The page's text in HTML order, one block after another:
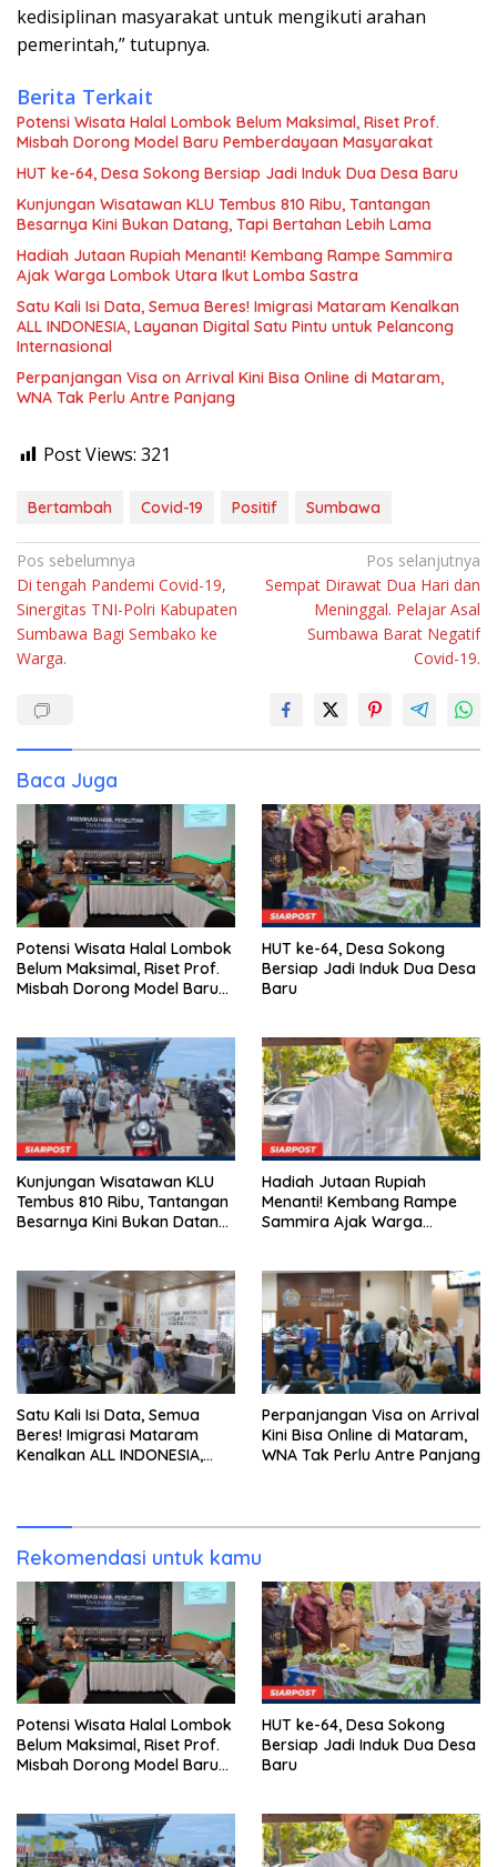
kedisiplinan masyarakat untuk mengikuti arahan
pemerintah,” tutupnya.
Berita Terkait
Potensi Wisata Halal Lombok Belum Maksimal, Riset Prof.
Misbah Dorong Model Baru Pemberdayaan Masyarakat
HUT ke-64, Desa Sokong Bersiap Jadi Induk Dua Desa Baru
Kunjungan Wisatawan KLU Tembus 810 Ribu, Tantangan
Besarnya Kini Bukan Datang, Tapi Bertahan Lebih Lama
Hadiah Jutaan Rupiah Menanti! Kembang Rampe Sammira
Ajak Warga Lombok Utara Ikut Lomba Sastra
Satu Kali Isi Data, Semua Beres! Imigrasi Mataram Kenalkan
ALL INDONESIA, Layanan Digital Satu Pintu untuk Pelancong
Internasional
Perpanjangan Visa on Arrival Kini Bisa Online di Mataram,
WNA Tak Perlu Antre Panjang
Post Views: 321
Bertambah Covid-19 Positif Sumbawa
Navigasi
pos
Pos sebelumnya
Di tengah Pandemi Covid-19,
Sinergitas TNI-Polri Kabupaten
Sumbawa Bagi Sembako ke
Warga.
Pos selanjutnya
Sempat Dirawat Dua Hari dan
Meninggal. Pelajar Asal
Sumbawa Barat Negatif
Covid-19.
Baca Juga
Potensi Wisata Halal Lombok
Belum Maksimal, Riset Prof.
Misbah Dorong Model Baru
HUT ke-64, Desa Sokong
Bersiap Jadi Induk Dua Desa
Baru
Kunjungan Wisatawan KLU
Tembus 810 Ribu, Tantangan
Besarnya Kini Bukan Datang,
Hadiah Jutaan Rupiah
Menanti! Kembang Rampe
Sammira Ajak Warga
Satu Kali Isi Data, Semua
Beres! Imigrasi Mataram
Kenalkan ALL INDONESIA,
Perpanjangan Visa on Arrival
Kini Bisa Online di Mataram,
WNA Tak Perlu Antre Panjang
Rekomendasi untuk kamu
Potensi Wisata Halal Lombok
Belum Maksimal, Riset Prof.
Misbah Dorong Model Baru
HUT ke-64, Desa Sokong
Bersiap Jadi Induk Dua Desa
Baru